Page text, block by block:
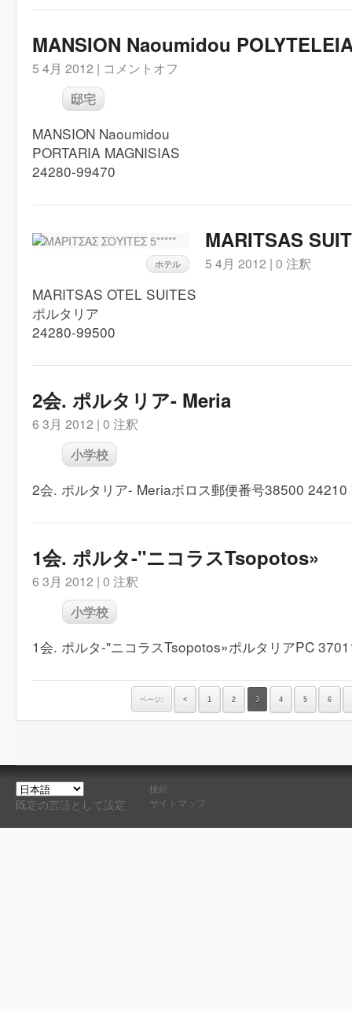
MANSION Naoumidou
5 4月 2012 | コメントオフ
邸宅
MANSION Naoumidou
PORTARIA MAGNISIAS
24280-99470
ホテル
MARITSAS
5 4月 2012 | 0 注釈
MARITSAS OTEL SUITES
ポルタリア
24280-99500
2会. ポルタリア- Meria
6 3月 2012 | 0 注釈
小学校
2会. ポルタリア- Meriaボロス郵便番号38500
1会. ポルタ-"ニコラスTsopotos»
6 3月 2012 | 0 注釈
小学校
1会. ポルタ-"ニコラスTsopotos»ポルタリアPC
ページ: < 1 2 3 4 5 6
既定の言語として設定
接続
サイトマップ